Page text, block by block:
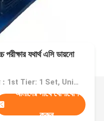
যথার্থ এসি ডায়নো
মূল্য：1st Tier: 1 Set, Unit Price USD 3.00 2nd Tier: 2-5 Sets, Unit Price USD 2.00 3rd Tier: Over 5 Sets, Unit Price USD 1.00
আমাদের সাথে যোগাযোগ
করুন